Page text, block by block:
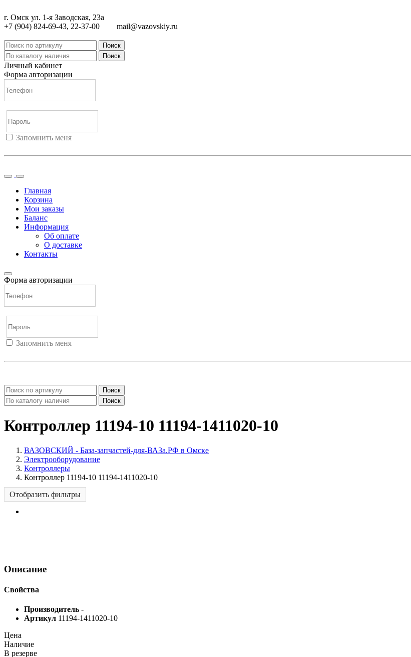
г. Омск ул. 1-я Заводская, 23а
+7 (904) 824-69-43, 22-37-00
mail@vazovskiy.ru
Поиск
Поиск
Личный кабинет
Форма авторизации
Запомнить меня
Главная
Корзина
Мои заказы
Баланс
Информация
Об оплате
О доставке
Контакты
Форма авторизации
Запомнить меня
Поиск
Поиск
Контроллер 11194-10 11194-1411020-10
ВАЗОВСКИЙ - База-запчастей-для-ВАЗа.РФ в Омске
Электрооборудование
Контроллеры
Контроллер 11194-10 11194-1411020-10
Отобразить фильтры
Описание
Свойства
Производитель -
Артикул 11194-1411020-10
Цена
Наличие
В резерве